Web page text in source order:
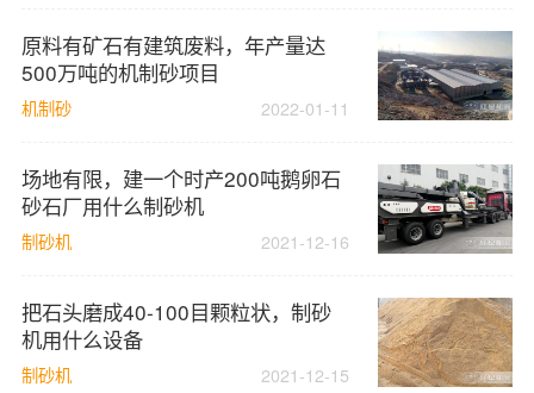
原料有矿石有建筑废料，年产量达
500万吨的机制砂项目
机制砂 2022-01-11
场地有限，建一个时产200吨鹅卵石
砂石厂用什么制砂机
制砂机 2021-12-16
把石头磨成40-100目颗粒状，制砂
机用什么设备
制砂机 2021-12-15